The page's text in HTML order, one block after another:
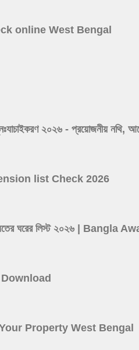
online West Bengal
২০২৬ - প্রয়োজনীয় নথি,
Pension list Check 2026
ঘরের লিস্ট ২০২৬ |
Download
Your Property West Bengal